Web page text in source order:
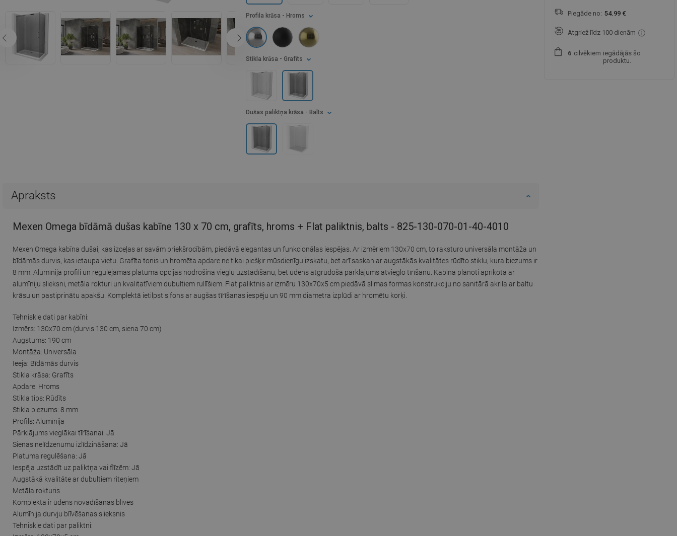
Stikla krāsa - Grafīts
Profila krāsa - Hroms
Dušas paliktņa krāsa - Balts
Apraksts
Mexen Omega bīdāmā dušas kabīne 130 x 70 cm, grafīts, hroms + Flat paliktnis, balts - 825-130-070-01-40-4010
Mexen Omega kabīna dušai, kas izceļas ar savām priekšrocībām, piedāvā elegantas un funkcionālas iespējas. Ar izmēriem 130x70 cm, to raksturo universāla montāža un
bīdāmās durvis, kas ietaupa vietu. Grafīta tonis un hromēta apdare ne tikai piešķir mūsdienīgu izskatu, bet arī saskan ar augstākās kvalitātes rūdīto stiklu, kura biezums ir
8 mm. Alumīnija profili un regulējamas platuma opcijas nodrošina vieglu uzstādīšanu, bet ūdens atgrūdošā pārklājums atvieglo tīrīšanu. Kabīna plānoti aprīkota ar
alumīniju slieksni, metāla rokturi un kvalitatīviem dubultiem rullīšiem. Flat paliktnis ar izmēru 130x70x5 cm piedāvā slimas formas konstrukciju no sanitārā akrila ar baltu
krāsu un pastiprinātu apakšu. Komplektā ietilpst sifons ar augšas tīrīšanas iespēju un 90 mm diametra izplūdi ar hromētu korķi.
Tehniskie dati par kabīni:
Izmērs: 130x70 cm (durvis 130 cm, siena 70 cm)
Augstums: 190 cm
Montāža: Universāla
Ieeja: Bīdāmās durvis
Stikla krāsa: Grafīts
Apdare: Hroms
Stikla tips: Rūdīts
Stikla biezums: 8 mm
Profils: Alumīnija
Pārklājums vieglākai tīrīšanai: Jā
Sienas nelīdzenumu izlīdzināšana: Jā
Platuma regulēšana: Jā
Iespēja uzstādīt uz paliktņa vai flīzēm: Jā
Augstākā kvalitāte ar dubultiem riteņiem
Metāla rokturis
Komplektā ir ūdens novadīšanas blīves
Alumīnija durvju blīvēšanas slieksnis
Tehniskie dati par paliktni:
Piegāde no: 54.99 €
Atgriež līdz 100 dienām
6 cilvēkiem iegādājās šo
produktu.